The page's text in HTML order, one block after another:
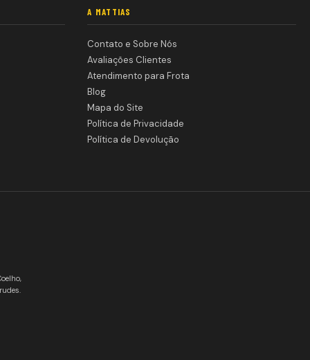
A MATTIAS
Contato e Sobre Nós
Avaliações Clientes
Atendimento para Frota
Blog
Mapa do Site
Política de Privacidade
Política de Devolução